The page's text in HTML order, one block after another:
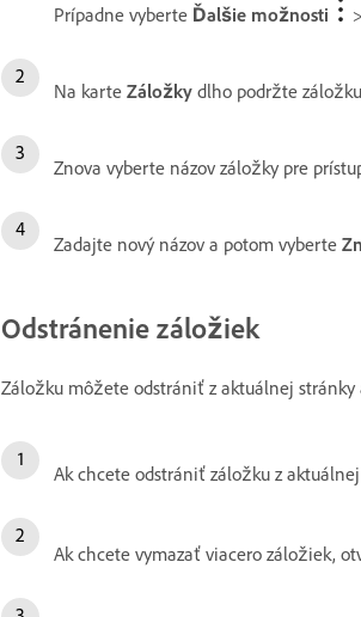
Prípadne vyberte Ďalšie možnosti >
Na karte Záložky dlho podržte
Znova vyberte názov záložky pre
Zadajte nový názov a potom vyberte
Odstránenie záložiek
Záložku môžete odstrániť z aktuálnej stránky
Ak chcete odstrániť záložku z
Ak chcete vymazať viacero záložiek,